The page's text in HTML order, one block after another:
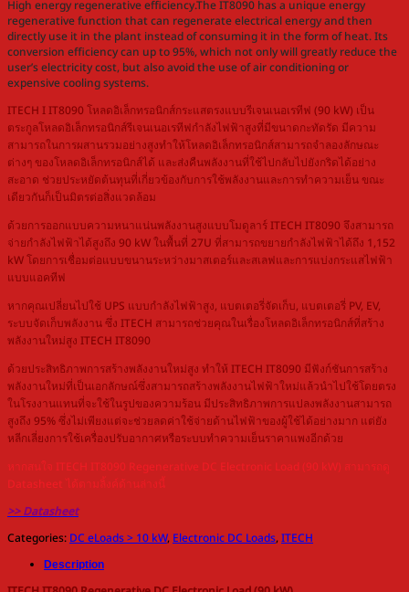
High energy regenerative efficiency.The IT8090 has a unique energy
regenerative function that can regenerate electrical energy and then
directly use it in the plant instead of consuming it in the form of heat. Its
conversion efficiency can up to 95%, which not only will greatly reduce the
user’s electricity cost, but also avoid the use of air conditioning or
expensive cooling systems.
ITECH I IT8090 โหลดอิเล็กทรอนิกส์กระแสตรงแบบรีเจนเนอเรทีฟ (90 kW) เป็น
ตระกูลโหลดอิเล็กทรอนิกส์รีเจนเนอเรทีฟกำลังไฟฟ้าสูงที่มีขนาดกะทัดรัด มีความ
สามารถในการผสานรวมอย่างสูงทำให้โหลดอิเล็กทรอนิกส์สามารถจำลองลักษณะ
ต่างๆ ของโหลดอิเล็กทรอนิกส์ได้ และส่งคืนพลังงานที่ใช้ไปกลับไปยังกริดได้อย่าง
สะอาด ช่วยประหยัดต้นทุนที่เกี่ยวข้องกับการใช้พลังงานและการทำความเย็น ขณะ
เดียวกันก็เป็นมิตรต่อสิ่งแวดล้อม
ด้วยการออกแบบความหนาแน่นพลังงานสูงแบบโมดูลาร์ ITECH IT8090 จึงสามารถ
จ่ายกำลังไฟฟ้าได้สูงถึง 90 kW ในพื้นที่ 27U ที่สามารถขยายกำลังไฟฟ้าได้ถึง 1,152
kW โดยการเชื่อมต่อแบบขนานระหว่างมาสเตอร์และสเลฟและการแบ่งกระแสไฟฟ้า
แบบแอคทีฟ
หากคุณเปลี่ยนไปใช้ UPS แบบกำลังไฟฟ้าสูง, แบตเตอรี่จัดเก็บ, แบตเตอรี่ PV, EV,
ระบบจัดเก็บพลังงาน ซึ่ง ITECH สามารถช่วยคุณในเรื่องโหลดอิเล็กทรอนิกส์ที่สร้าง
พลังงานใหม่สูง ITECH IT8090
ด้วยประสิทธิภาพการสร้างพลังงานใหม่สูง ทำให้ ITECH IT8090 มีฟังก์ชันการสร้าง
พลังงานใหม่ที่เป็นเอกลักษณ์ซึ่งสามารถสร้างพลังงานไฟฟ้าใหม่แล้วนำไปใช้โดยตรง
ในโรงงานแทนที่จะใช้ในรูปของความร้อน มีประสิทธิภาพการแปลงพลังงานสามารถ
สูงถึง 95% ซึ่งไม่เพียงแต่จะช่วยลดค่าใช้จ่ายด้านไฟฟ้าของผู้ใช้ได้อย่างมาก แต่ยัง
หลีกเลี่ยงการใช้เครื่องปรับอากาศหรือระบบทำความเย็นราคาแพงอีกด้วย
หากสนใจ ITECH IT8090 Regenerative DC Electronic Load (90 kW) สามารถดู
Datasheet ได้ตามลิ้งค์ด้านล่างนี้
>> Datasheet
Categories: DC eLoads > 10 kW, Electronic DC Loads,ITECH
Description